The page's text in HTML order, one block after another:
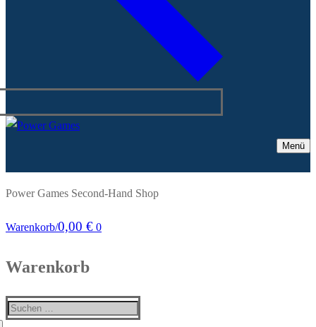
Menü
Power Games Second-Hand Shop
Warenkorb/0,00 € 0
Warenkorb
Suchen